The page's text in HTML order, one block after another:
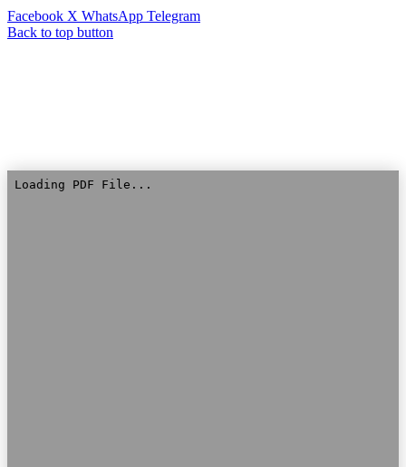
Facebook X WhatsApp Telegram
Back to top button